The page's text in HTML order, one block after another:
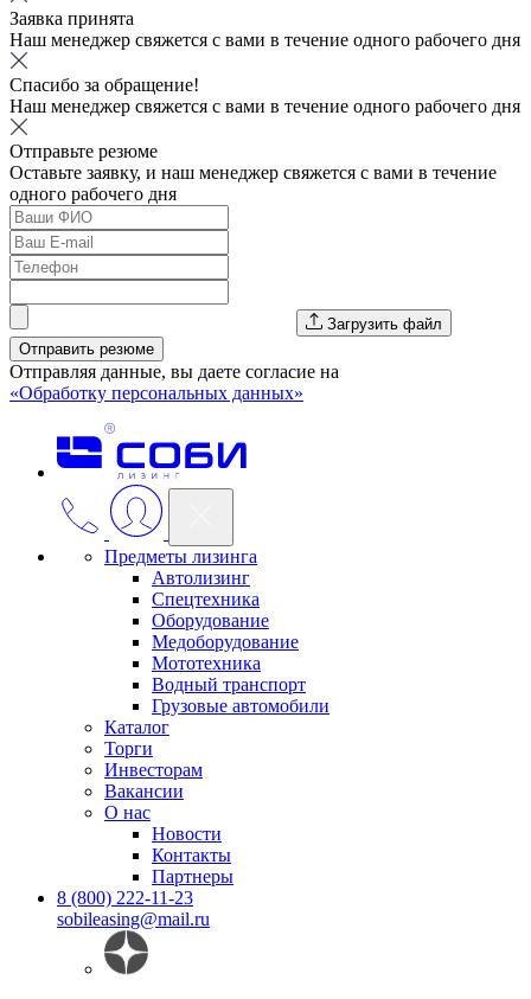
Заявка принята
Наш менеджер свяжется с вами в течение одного рабочего дня
Спасибо за обращение!
Наш менеджер свяжется с вами в течение одного рабочего дня
Отправьте резюме
Оставьте заявку, и наш менеджер свяжется с вами в течение
одного рабочего дня
Загрузить файл
Отправить резюме
Отправляя данные, вы даете согласие на
«Обработку персональных данных»
Предметы лизинга
Автолизинг
Спецтехника
Оборудование
Медоборудование
Мототехника
Водный транспорт
Грузовые автомобили
Каталог
Торги
Инвесторам
Вакансии
О нас
Новости
Контакты
Партнеры
8 (800) 222-11-23
sobileasing@mail.ru